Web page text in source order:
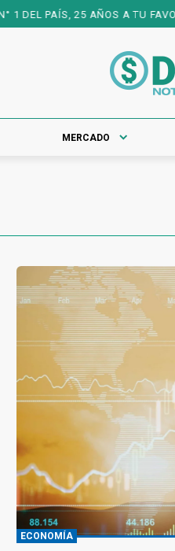
PAÍS, 25 AÑOS A TU FAVOR
MERCADO
ECONOMÍA